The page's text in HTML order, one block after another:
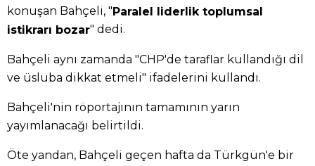
konuşan Bahçeli, "Paralel liderlik toplumsal
istikrarı bozar" dedi.
Bahçeli aynı zamanda "CHP'de taraflar kullandığı dil
ve üsluba dikkat etmeli" ifadelerini kullandı.
Bahçeli'nin röportajının tamamının yarın
yayımlanacağı belirtildi.
Öte yandan, Bahçeli geçen hafta da Türkgün'e bir